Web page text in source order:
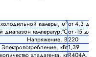
камеры, м3от 4,3 до
диапазон температур,°Сот -15 до
Напряжение, В220
Электропотребление, кВт1,39
хладагента, кгR404A, 1,1